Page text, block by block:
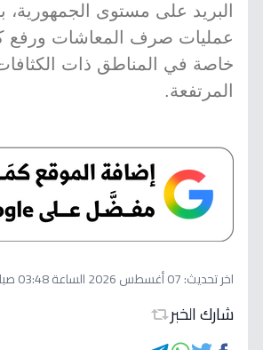
البريد على مستوى
عمليات صرف المعاشات ورفع
خاصة في المناطق ذات
المرتفعة.
اخر تحديث:07 أغسطس 2026 الساعة 03:48 صباحاً
شارك الخبر